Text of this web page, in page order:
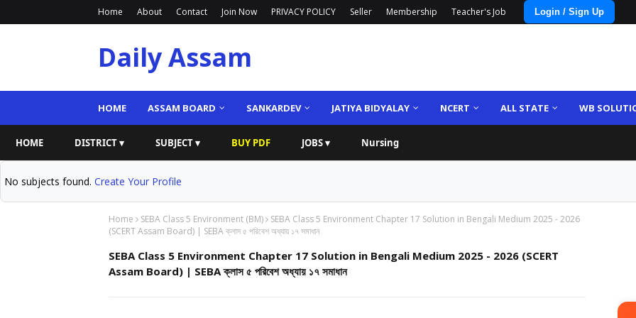
Home About Contact Join Now PRIVACY POLICY Seller Membership Teacher's Job Login / Sign Up
Daily Assam
HOME ASSAM BOARD SANKARDEV JATIYA BIDYALAY NCERT ALL STATE WB
HOME DISTRICT ▾ SUBJECT ▾ BUY PDF JOBS ▾ Nursing
No subjects found. Create Your Profile
Home SEBA Class 5 Environment (BM)
SEBA Class 5 Environment Chapter 17 Solution in Bengali Medium 2025 - 2026
(SCERT Assam Board) | SEBA ক্লাস ৫ পরিবেশ অধ্যায় ১৭ সমাধান
SEBA Class 5 Environment Chapter 17 Solution in Bengali Medium 2025 - 2026 (SCERT
Assam Board) | SEBA ক্লাস ৫ পরিবেশ অধ্যায় ১৭ সমাধান